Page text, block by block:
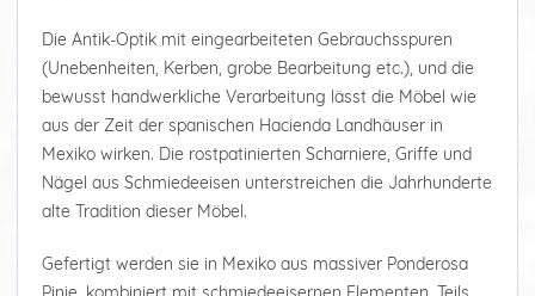
Die Antik-Optik mit eingearbeiteten Gebrauchsspuren
(Unebenheiten, Kerben, grobe Bearbeitung etc.), und die
bewusst handwerkliche Verarbeitung lässt die Möbel wie
aus der Zeit der spanischen Hacienda Landhäuser in
Mexiko wirken. Die rostpatinierten Scharniere, Griffe und
Nägel aus Schmiedeeisen unterstreichen die Jahrhunderte
alte Tradition dieser Möbel.
Gefertigt werden sie in Mexiko aus massiver Ponderosa